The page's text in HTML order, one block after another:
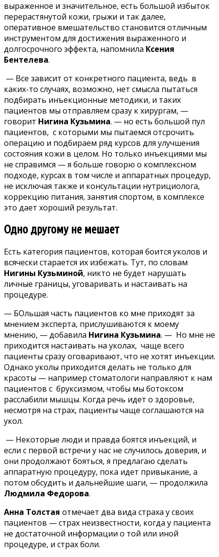
выраженное и значительное, есть большой избыток
перерастянутой кожи, грыжи и так далее,
оперативное вмешательство становится отличным
инструментом для достижения выраженного и
долгосрочного эффекта, напомнила Ксения
Бентелева.
— Все зависит от конкретного пациента, ведь в
каких-то случаях, возможно, нет смысла пытаться
подбирать инъекционные методики, и таких
пациентов мы отправляем сразу к хирургам, —
говорит Нигина Кузьмина. — но есть большой пул
пациентов, с которыми мы пытаемся отсрочить
операцию и подбираем ряд курсов для улучшения
состояния кожи в целом. Но только инъекциями мы
не справимся — я больше говорю о комплексном
подходе, курсах в том числе и аппаратных процедур,
не исключая также и консультации нутрициолога,
коррекцию питания, занятия спортом, в комплексе
это дает хороший результат.
Одно другому не мешает
Есть категория пациентов, которая боится уколов и
всячески старается их избежать. Тут, по словам
Нигины Кузьминой, никто не будет нарушать
личные границы, уговаривать и настаивать на
процедуре.
— БОльшая часть пациентов ко мне приходят за
мнением эксперта, прислушиваются к моему
мнению, — добавила Нигина Кузьмина. — Но мне не
приходится настаивать на уколах, чаще всего
пациенты сразу оговаривают, что не хотят инъекции.
Однако уколы приходится делать не только для
красоты — например стоматологи направляют к нам
пациентов с бруксизмом, чтобы мы ботоксом
расслабили мышцы. Когда речь идет о здоровье,
несмотря на страх, пациенты чаще соглашаются на
укол.
— Некоторые люди и правда боятся инъекций, и
если с первой встречи у нас не случилось доверия, и
они продолжают бояться, я предлагаю сделать
аппаратную процедуру, пока идет привыкание, а
потом обсудить и дальнейшие шаги, — продолжила
Людмила Федорова.
Анна Толстая отмечает два вида страха у своих
пациентов — страх неизвестности, когда у пациента
не достаточной информации о той или иной
процедуре, и страх боли.